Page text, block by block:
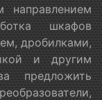
направлением
шкафов
дробилками,
и другим
предложить